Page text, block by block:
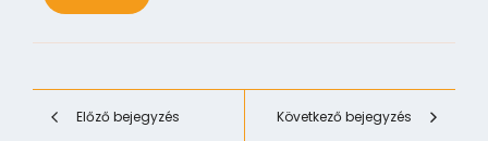
Előző bejegyzés Következő bejegyzés